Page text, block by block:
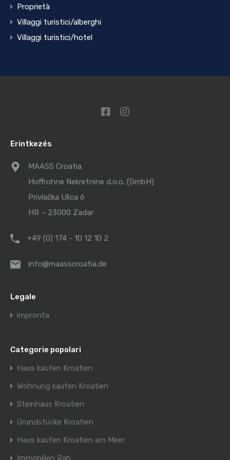
Proprietà
Villaggi turistici/alberghi
Villaggi turistici/hotel
Erintkezés
MAASS Croatia
Hoffrohne Nekretnine d.o.o. (GmbH)
Privlačka Ulica 6
HR – 23000 Zadar
+49 (0) 174 - 10 12 10 2
info@maasscroatia.de
Legale
impronta
Categorie popolari
Haus kaufen Kroatien
Wohnung kaufen Kroatien
Steinhaus Kroatien
Grundstücke Kroatien
Haus kaufen Kroatien am Meer
Immobilien Rab